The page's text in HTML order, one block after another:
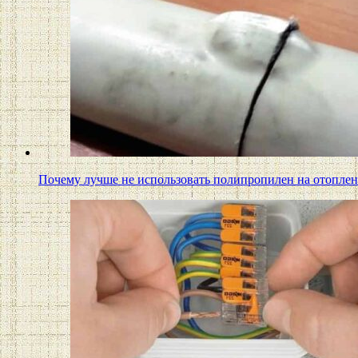
Почему лучше не использовать полипропилен на